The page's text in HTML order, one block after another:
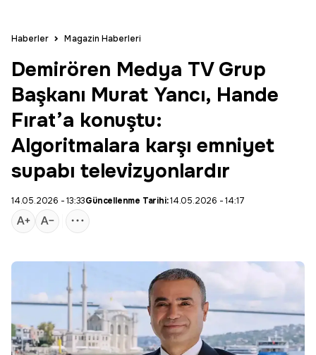
Haberler Magazin Haberleri
Demirören Medya TV Grup
Başkanı Murat Yancı, Hande
Fırat’a konuştu:
Algoritmalara karşı emniyet
supabı televizyonlardır
14.05.2026 - 13:33Güncellenme Tarihi:14.05.2026 - 14:17